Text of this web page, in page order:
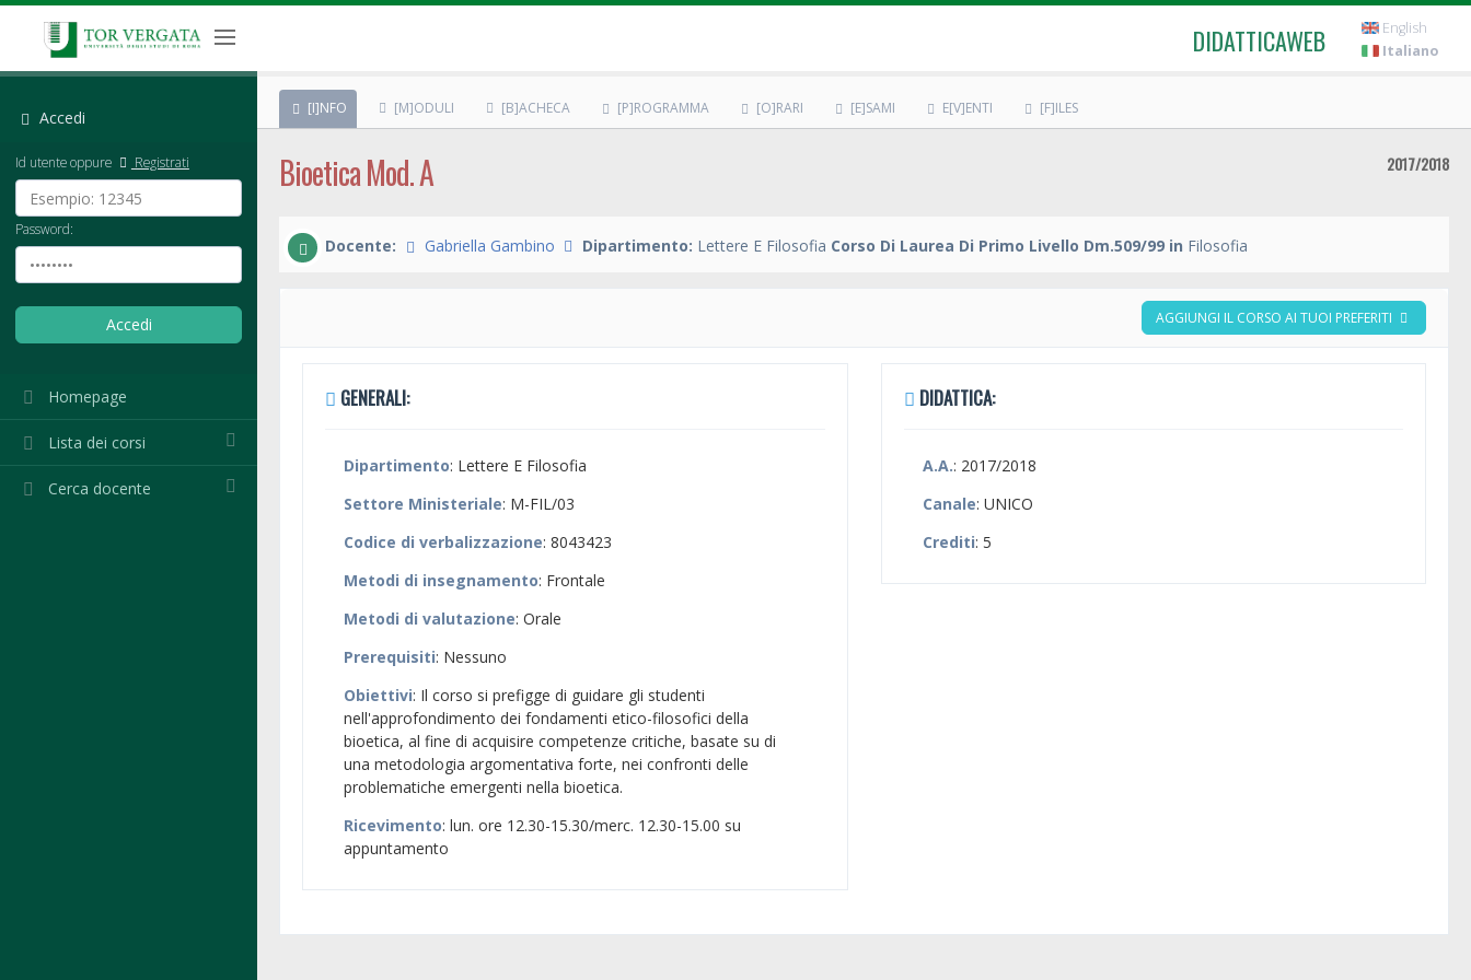
DIDATTICAWEB
English
Italiano
Accedi
Id utente oppure Registrati
Password:
Homepage
Lista dei corsi
Cerca docente
[I]NFO [M]ODULI [B]ACHECA [P]ROGRAMMA [O]RARI [E]SAMI E[V]ENTI [F]ILES
Bioetica Mod. A 2017/2018
Docente: Gabriella Gambino Dipartimento: Lettere E Filosofia Corso Di Laurea Di Primo Livello Dm.509/99 in Filosofia
AGGIUNGI IL CORSO AI TUOI PREFERITI
GENERALI:
Dipartimento: Lettere E Filosofia
Settore Ministeriale: M-FIL/03
Codice di verbalizzazione: 8043423
Metodi di insegnamento: Frontale
Metodi di valutazione: Orale
Prerequisiti: Nessuno
Obiettivi: Il corso si prefigge di guidare gli studenti
nell'approfondimento dei fondamenti etico-filosofici della
bioetica, al fine di acquisire competenze critiche, basate su di
una metodologia argomentativa forte, nei confronti delle
problematiche emergenti nella bioetica.
Ricevimento: lun. ore 12.30-15.30/merc. 12.30-15.00 su
appuntamento
DIDATTICA:
A.A.: 2017/2018
Canale: UNICO
Crediti: 5